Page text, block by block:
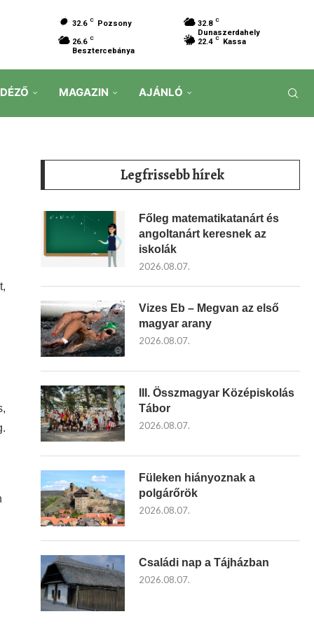
32.6 C Pozsony 32.8 C
Dunaszerdahely
26.6 C
Besztercebánya
22.4 C Kassa
MAGAZIN AJÁNLÓ
Legfrissebb hírek
Főleg matematikatanárt és
angoltanárt keresnek az
iskolák
2026.08.07.
Vizes Eb – Megvan az első
magyar arany
2026.08.07.
III. Összmagyar Középiskolás
Tábor
2026.08.07.
Füleken hiányoznak a
polgárőrök
2026.08.07.
Családi nap a Tájházban
2026.08.07.